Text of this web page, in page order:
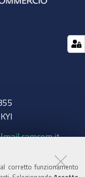
corretto funzionamento